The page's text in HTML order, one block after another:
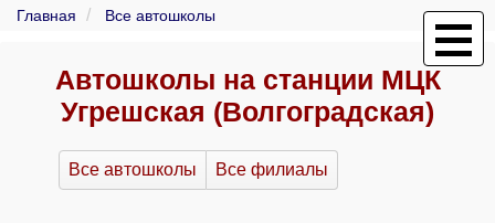
Главная Все автошколы
Автошколы на станции МЦК
Угрешская (Волгоградская)
Все автошколы Все филиалы